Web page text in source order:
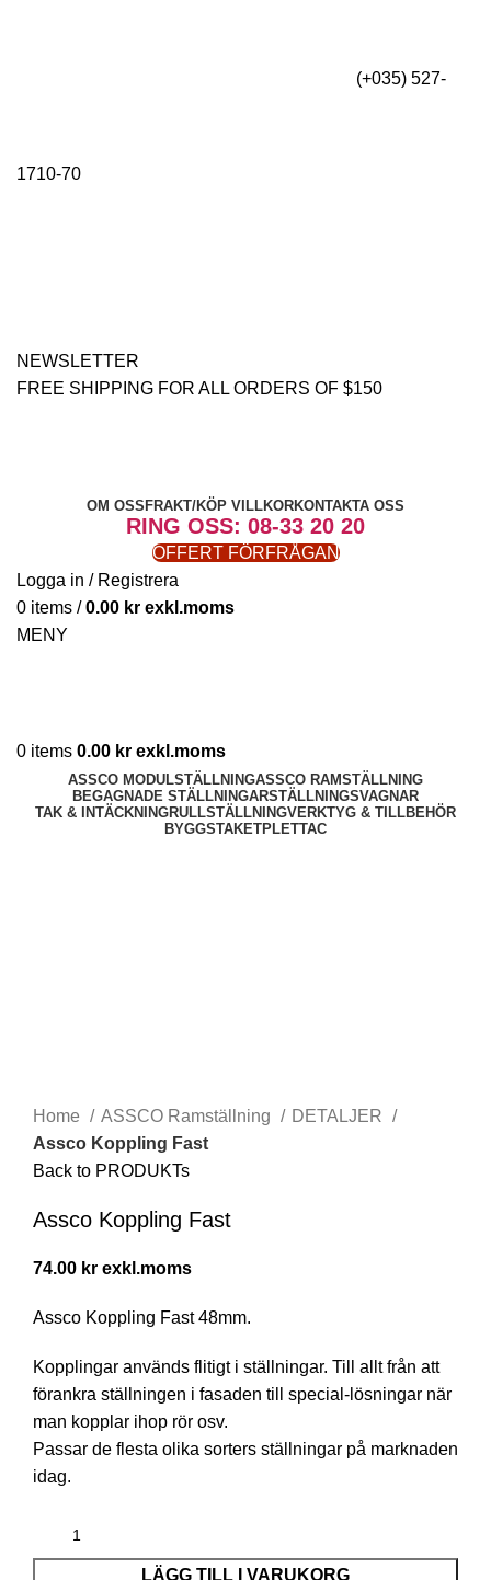
(+035) 527-
1710-70
NEWSLETTER
FREE SHIPPING FOR ALL ORDERS OF $150
OM OSS FRAKT/KÖP VILLKORKONTAKTA OSS
RING OSS: 08-33 20 20
OFFERT FÖRFRÅGAN
Logga in / Registrera
0 items / 0.00 kr
MENY
0 items 0.00 kr
ASSCO MODULSTÄLLNINGASSCO RAMSTÄLLNING
BEGAGNADE STÄLLNINGARSTÄLLNINGSVAGNAR
TAK & INTÄCKNINGRULLSTÄLLNINGVERKTYG & TILLBEHÖR
BYGGSTAKETPLETTAC
Home
ASSCO Ramställning
DETALJER
Assco Koppling Fast
Back to PRODUKTs
Assco Koppling Fast
74.00 kr
Assco Koppling Fast 48mm.
Kopplingar används flitigt i ställningar. Till allt från att
förankra ställningen i fasaden till special-lösningar när
man kopplar ihop rör osv.
Passar de flesta olika sorters ställningar på marknaden
idag.
LÄGG TILL I VARUKORG